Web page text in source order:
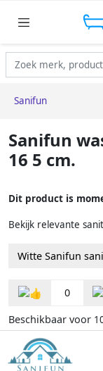
Sanifun
Sanifun
16 5 cm.
Dit product is
Bekijk relevante
Witte Sanifun
0
Beschikbaar voor